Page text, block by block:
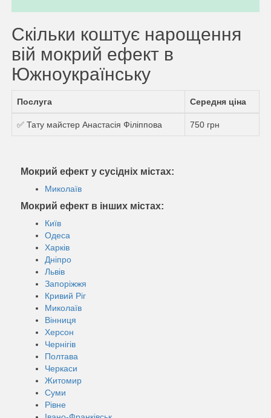
Скільки коштує нарощення
вій мокрий ефект в
Южноукраїнську
Послуга Середня ціна
✅ Тату майстер Анастасія Філіппова 750 грн
Мокрий ефект у сусідніх містах:
Миколаїв
Мокрий ефект в інших містах:
Київ
Одеса
Харків
Дніпро
Львів
Запоріжжя
Кривий Ріг
Миколаїв
Вінниця
Херсон
Чернігів
Полтава
Черкаси
Житомир
Суми
Рівне